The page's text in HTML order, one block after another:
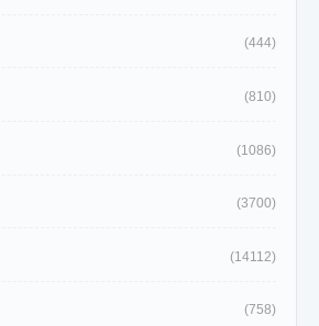
(444)
(810)
(1086)
(3700)
(14112)
(758)